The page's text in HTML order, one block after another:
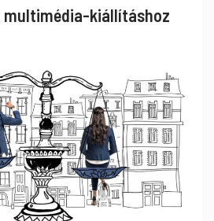
multimédia-kiállításhoz